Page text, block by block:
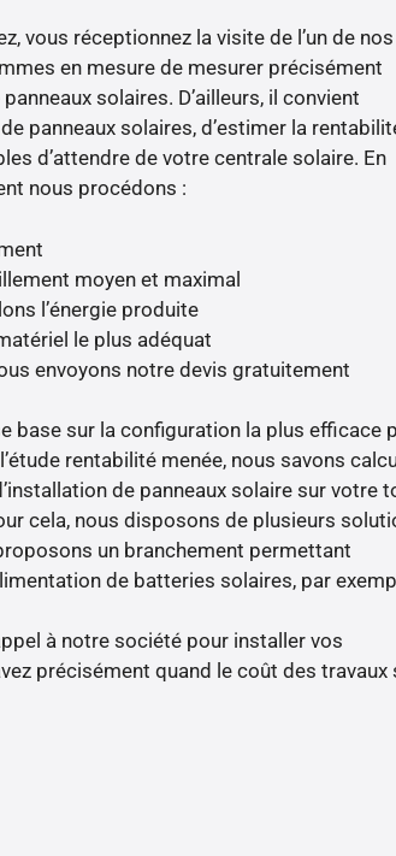
vous réceptionnez la visite de l’un de nos
en mesure de mesurer précisément
solaires. D’ailleurs, il convient
panneaux solaires, d’estimer la
d’attendre de votre centrale solaire. En
nous procédons :
moyen et maximal
l’énergie produite
le plus adéquat
envoyons notre devis gratuitement
base sur la configuration la plus efficace
rentabilité menée, nous savons
de panneaux solaire sur votre
cela, nous disposons de plusieurs
un branchement permettant
de batteries solaires, par
à notre société pour installer vos
précisément quand le coût des travaux